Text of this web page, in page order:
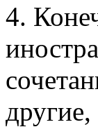
4.